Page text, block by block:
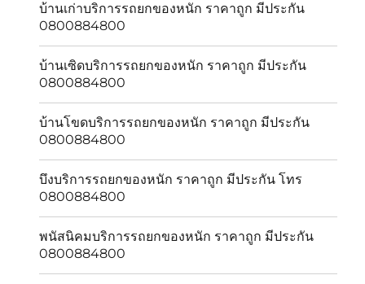
บ้านเก่าบริการรถยกของหนัก ราคาถูก มีประกัน
0800884800
บ้านเซิดบริการรถยกของหนัก ราคาถูก มีประกัน
0800884800
บ้านโขดบริการรถยกของหนัก ราคาถูก มีประกัน
0800884800
บึงบริการรถยกของหนัก ราคาถูก มีประกัน โทร
0800884800
พนัสนิคมบริการรถยกของหนัก ราคาถูก มีประกัน
0800884800